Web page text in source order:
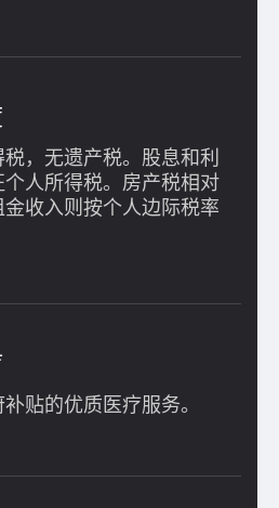
，无遗产税。股息和利
人所得税。房产税相对
收入则按个人边际税率
贴的优质医疗服务。